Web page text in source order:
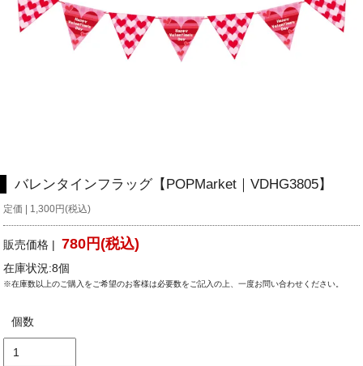
バレンタインフラッグ【POPMarket｜VDHG3805】
定価 | 1,300円(税込)
販売価格 |780円(税込)
在庫状況:8個
※在庫数以上のご購入をご希望のお客様は必要数をご記入の上、一度お問い合わせください。
個数